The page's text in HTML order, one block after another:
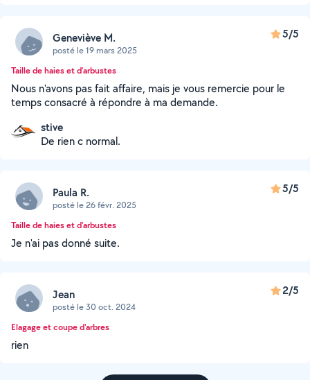
Geneviève M.
posté le 19 mars 2025
5/5
Taille de haies et d'arbustes
Nous n'avons pas fait affaire, mais je vous remercie pour le
temps consacré à répondre à ma demande.
stive
De rien c normal.
Paula R.
posté le 26 févr. 2025
5/5
Taille de haies et d'arbustes
Je n'ai pas donné suite.
Jean
posté le 30 oct. 2024
2/5
Elagage et coupe d'arbres
rien